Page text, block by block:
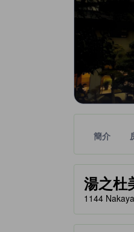
簡介
湯之
tooltip
黃金星等由本
1144